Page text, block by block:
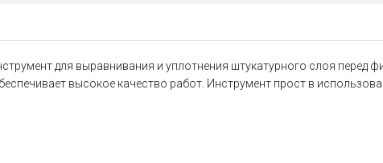
для выравнивания и уплотнения штукатурного слоя перед
высокое качество работ. Инструмент прост в